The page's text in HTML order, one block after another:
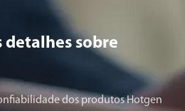
detalhes sobre
dos produtos Hotgen